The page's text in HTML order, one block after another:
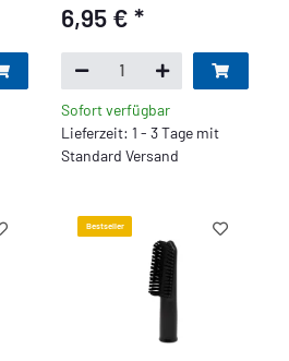
6,95 € *
Sofort verfügbar
Lieferzeit: 1 - 3 Tage mit
Standard Versand
Bestseller